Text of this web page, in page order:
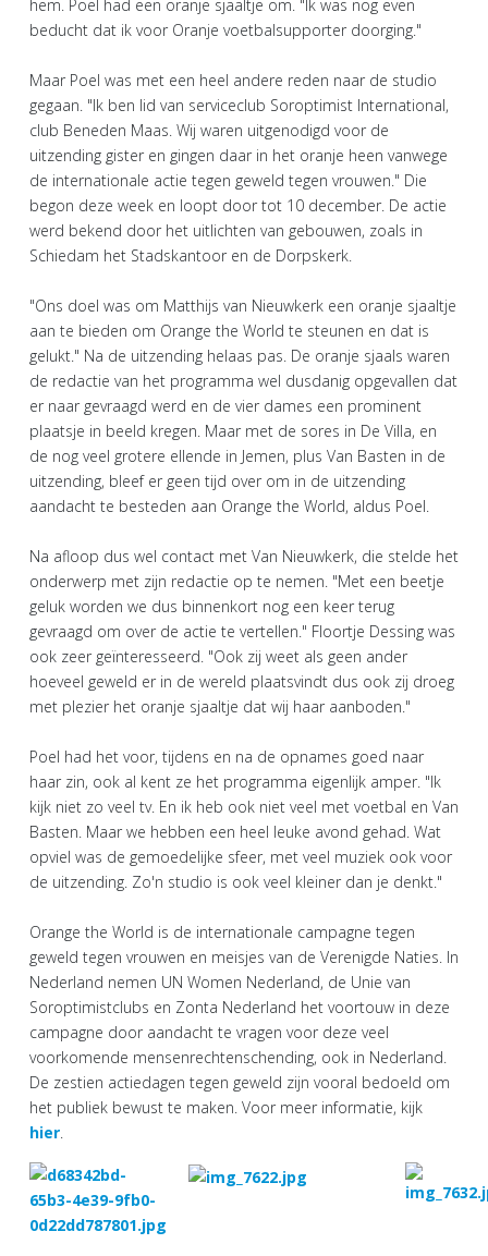
hem. Poel had een oranje sjaaltje om. "Ik was nog even
beducht dat ik voor Oranje voetbalsupporter doorging."
Maar Poel was met een heel andere reden naar de studio
gegaan. "Ik ben lid van serviceclub Soroptimist International,
club Beneden Maas. Wij waren uitgenodigd voor de
uitzending gister en gingen daar in het oranje heen vanwege
de internationale actie tegen geweld tegen vrouwen." Die
begon deze week en loopt door tot 10 december. De actie
werd bekend door het uitlichten van gebouwen, zoals in
Schiedam het Stadskantoor en de Dorpskerk.
"Ons doel was om Matthijs van Nieuwkerk een oranje sjaaltje
aan te bieden om Orange the World te steunen en dat is
gelukt." Na de uitzending helaas pas. De oranje sjaals waren
de redactie van het programma wel dusdanig opgevallen dat
er naar gevraagd werd en de vier dames een prominent
plaatsje in beeld kregen. Maar met de sores in De Villa, en
de nog veel grotere ellende in Jemen, plus Van Basten in de
uitzending, bleef er geen tijd over om in de uitzending
aandacht te besteden aan Orange the World, aldus Poel.
Na afloop dus wel contact met Van Nieuwkerk, die stelde het
onderwerp met zijn redactie op te nemen. "Met een beetje
geluk worden we dus binnenkort nog een keer terug
gevraagd om over de actie te vertellen." Floortje Dessing was
ook zeer geïnteresseerd. "Ook zij weet als geen ander
hoeveel geweld er in de wereld plaatsvindt dus ook zij droeg
met plezier het oranje sjaaltje dat wij haar aanboden."
Poel had het voor, tijdens en na de opnames goed naar
haar zin, ook al kent ze het programma eigenlijk amper. "Ik
kijk niet zo veel tv. En ik heb ook niet veel met voetbal en Van
Basten. Maar we hebben een heel leuke avond gehad. Wat
opviel was de gemoedelijke sfeer, met veel muziek ook voor
de uitzending. Zo'n studio is ook veel kleiner dan je denkt."
Orange the World is de internationale campagne tegen
geweld tegen vrouwen en meisjes van de Verenigde Naties. In
Nederland nemen UN Women Nederland, de Unie van
Soroptimistclubs en Zonta Nederland het voortouw in deze
campagne door aandacht te vragen voor deze veel
voorkomende mensenrechtenschending, ook in Nederland.
De zestien actiedagen tegen geweld zijn vooral bedoeld om
het publiek bewust te maken. Voor meer informatie, kijk
hier.